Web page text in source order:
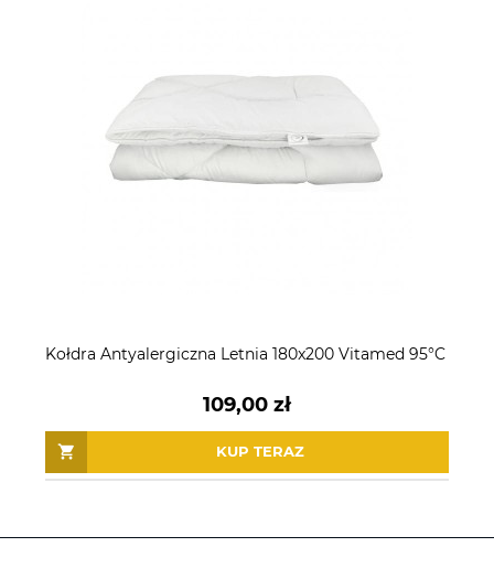
Kołdra Antyalergiczna Letnia 180x200 Vitamed 95°C
109,00 zł
KUP TERAZ